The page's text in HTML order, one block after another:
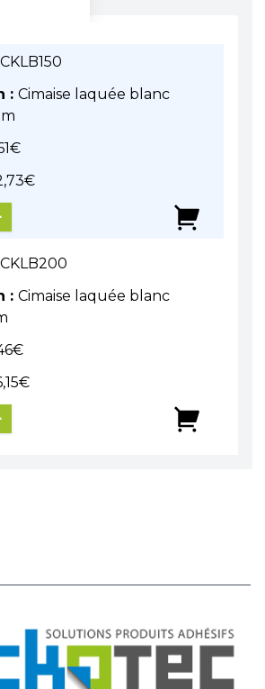
: Cimaise laquée blanc
€
€
: Cimaise laquée blanc
€
€